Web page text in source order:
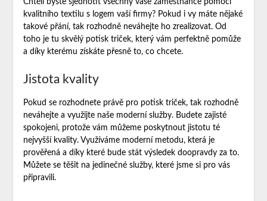
Chtěli byste sjednotit všechny vaše zaměstnance pomocí
kvalitního textilu s logem vaší firmy? Pokud i vy máte nějaké
takové přání, tak rozhodně neváhejte ho zrealizovat. Od
toho je tu skvělý potisk triček, který vám perfektně pomůže
a díky kterému získáte přesně to, co chcete.
Jistota kvality
Pokud se rozhodnete právě pro potisk triček, tak rozhodně
neváhejte a využijte naše moderní služby. Budete zajisté
spokojeni, protože vám můžeme poskytnout jistotu té
nejvyšší kvality. Využíváme moderní metodu, která je
prověřená a díky které bude stát výsledek doopravdy za to.
Můžete se těšit na jedinečné služby, které jsme si pro vás
připravili.